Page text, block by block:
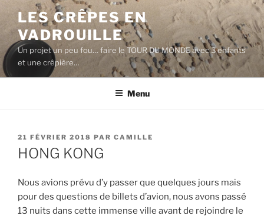
contenu
principal
LES CRÊPES EN
VADROUILLE
Un projet un peu fou… faire le TOUR DU MONDE avec 3 enfants
et une crêpière…
Menu
PUBLIÉ
LE
21 FÉVRIER 2018 PAR CAMILLE
HONG KONG
Nous avions prévu d’y passer que quelques jours mais
pour des questions de billets d’avion, nous avons passé
13 nuits dans cette immense ville avant de rejoindre le